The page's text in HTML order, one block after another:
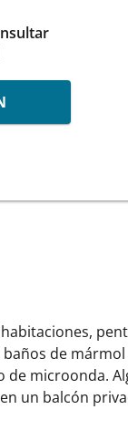
de
microonda.
un balcón